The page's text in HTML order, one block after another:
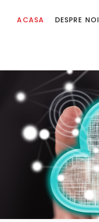
ACASA DESPRE NOI